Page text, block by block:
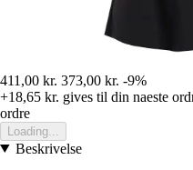
411,00 kr. 373,00 kr. -9%
+18,65 kr. gives til din naeste
ordre
Loading...
Beskrivelse